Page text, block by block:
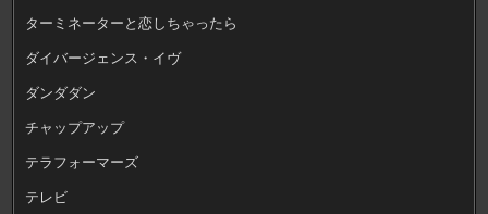
ターミネーターと恋しちゃったら
ダイバージェンス・イヴ
ダンダダン
チャップアップ
テラフォーマーズ
テレビ